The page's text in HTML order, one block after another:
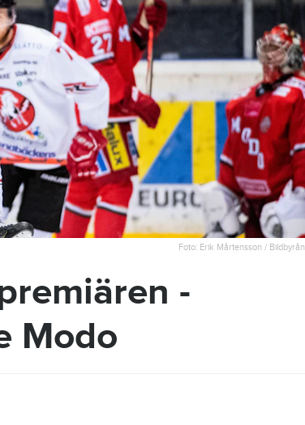
Foto: Erik Mårtensson / Bildbyrån
-
Modo